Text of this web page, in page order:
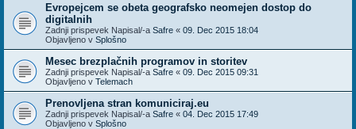
Evropejcem se obeta geografsko neomejen dostop do
digitalnih
Zadnji prispevek Napisal/-a Safre « 09. Dec 2015 18:04
Objavljeno v Splošno
Mesec brezplačnih programov in storitev
Zadnji prispevek Napisal/-a Safre « 09. Dec 2015 09:31
Objavljeno v Telemach
Prenovljena stran komuniciraj.eu
Zadnji prispevek Napisal/-a Safre « 04. Dec 2015 17:49
Objavljeno v Splošno